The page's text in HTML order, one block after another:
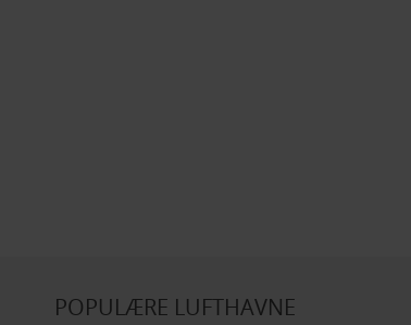
POPULÆRE LUFTHAVNE